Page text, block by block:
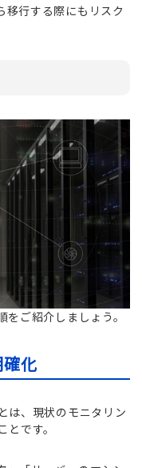
移行する際にもリスク
をご紹介しましょう。
化
は、現状のモニタリン
とです。